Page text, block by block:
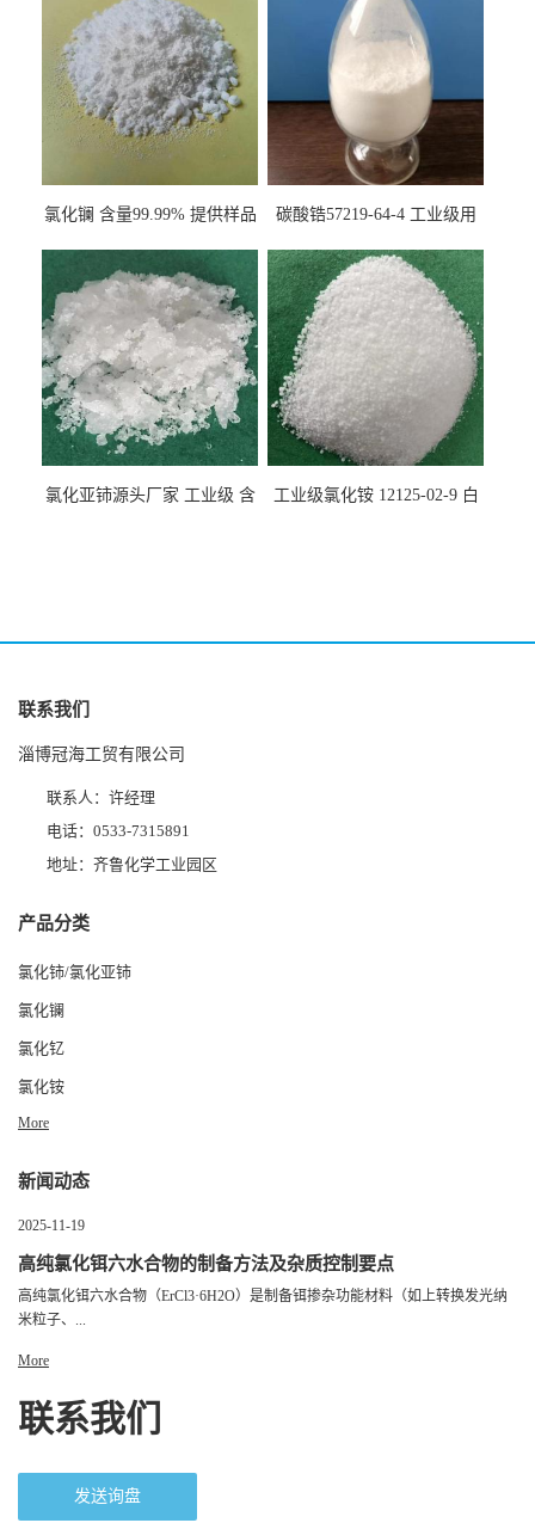
氯化镧 含量99.99% 提供样品
碳酸锆57219-64-4 工业级用
氯化亚铈源头厂家 工业级 含
工业级氯化铵 12125-02-9 白
联系我们
淄博冠海工贸有限公司
联系人：许经理
电话：0533-7315891
地址：齐鲁化学工业园区
产品分类
氯化铈/氯化亚铈
氯化镧
氯化钇
氯化铵
More
新闻动态
2025-11-19
高纯氯化铒六水合物的制备方法及杂质控制要点
高纯氯化铒六水合物（ErCl3·6H2O）是制备铒掺杂功能材料（如上转换发光纳
米粒子、...
More
联系我们
发送询盘